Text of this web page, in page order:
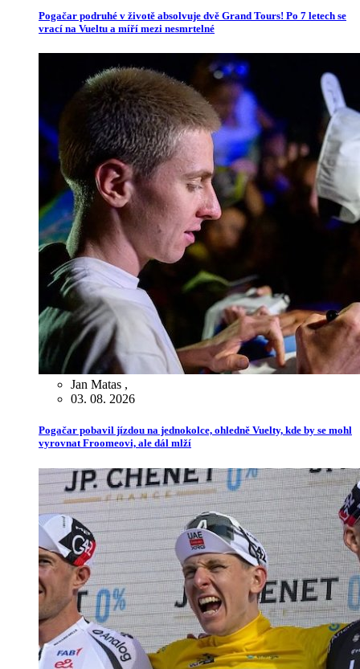
Pogačar podruhé v životě absolvuje dvě Grand Tours! Po 7 letech se
vrací na Vueltu a míří mezi nesmrtelné
Jan Matas ,
03. 08. 2026
Pogačar pobavil jízdou na jednokolce, ohledně Vuelty, kde by se mohl
vyrovnat Froomeovi, ale dál mlží